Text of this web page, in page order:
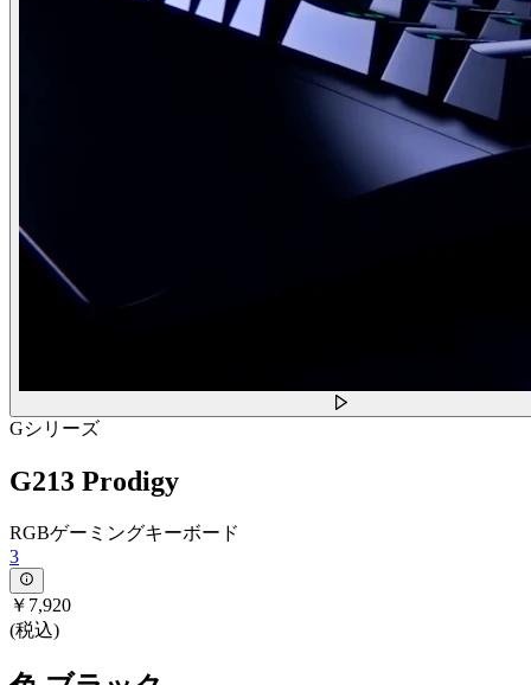
Gシリーズ
G213 Prodigy
RGBゲーミングキーボード
3
￥7,920
(税込)